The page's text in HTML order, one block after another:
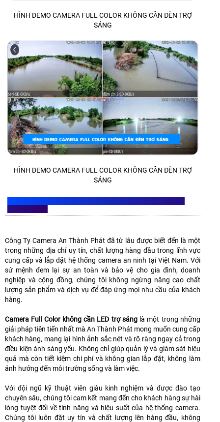
HÌNH DEMO CAMERA FULL COLOR KHÔNG CẦN ĐÈN TRỢ
SÁNG
HÌNH DEMO CAMERA FULL COLOR KHÔNG CẦN ĐÈN TRỢ
SÁNG
Công Ty Camera An Thành Phát đã từ lâu được biết đến là một
trong những địa chỉ uy tín, chất lượng hàng đầu trong lĩnh vực
cung cấp và lắp đặt hệ thống camera an ninh tại Việt Nam. Với
sứ mệnh đem lại sự an toàn và bảo vệ cho gia đình, doanh
nghiệp và cộng đồng, chúng tôi không ngừng nâng cao chất
lượng sản phẩm và dịch vụ để đáp ứng mọi nhu cầu của khách
hàng.
Camera Full Color không cần LED trợ sánglà một trong những
giải pháp tiên tiến nhất mà An Thành Phát mong muốn cung cấp
khách hàng, mang lại hình ảnh sắc nét và rõ ràng ngay cả trong
điều kiện ánh sáng yếu. Không chỉ giúp quản lý và giám sát hiệu
quả mà còn tiết kiệm chi phí và không gian lắp đặt, không làm
ảnh hưởng đến môi trường sống và làm việc.
Với đội ngũ kỹ thuật viên giàu kinh nghiệm và được đào tạo
chuyên sâu, chúng tôi cam kết mang đến cho khách hàng sự hài
lòng tuyệt đối về tính năng và hiệu suất của hệ thống camera.
Chúng tôi luôn đặt uy tín và chất lượng lên hàng đầu, không